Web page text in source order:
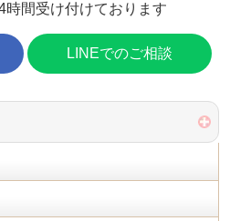
時間受け付けております
LINEでのご相談